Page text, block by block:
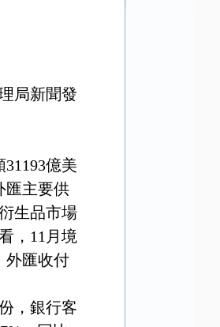
局新聞發
億美
匯主要供
生品市場
，11月境
外匯收付
，銀行客